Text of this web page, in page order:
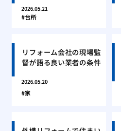
2026.05.21
台所
リフォーム会社の現場監
督が語る良い業者の条件
2026.05.20
家